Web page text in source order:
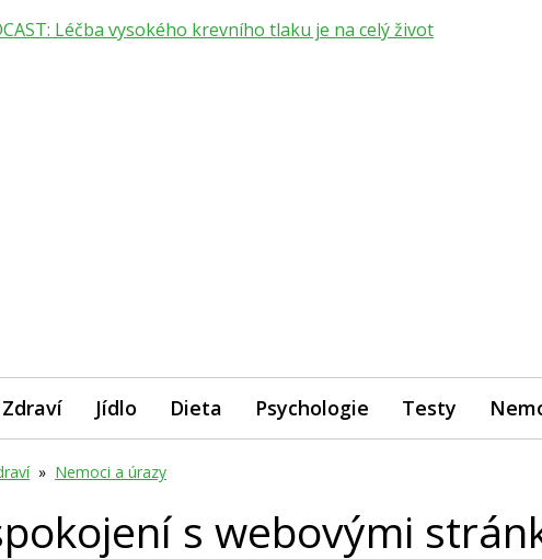
Zdraví Jídlo Dieta Psychologie Testy
» Nemoci a úrazy
s webovými
Léčba vysokého krevního tlaku je na celý život